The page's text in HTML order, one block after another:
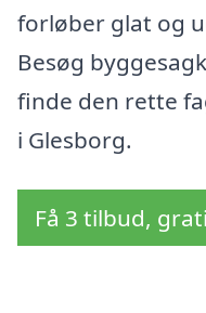
forløber glat og
Besøg
finde den rette
i Glesborg.
Få 3 tilbud,